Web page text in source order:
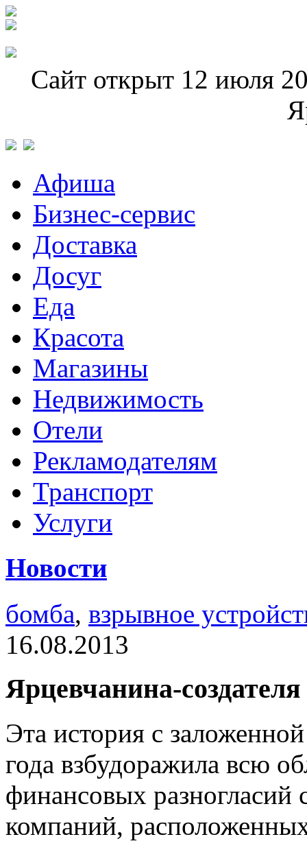
Сайт открыт 12 июля
Афиша
Бизнес-сервис
Доставка
Досуг
Еда
Красота
Магазины
Недвижимость
Отели
Рекламодателям
Транспорт
Услуги
Новости
бомба, взрывное
16.08.2013
Ярцевчанина-
Эта история с
года взбудоражила всю
финансовых разногласий
компаний,